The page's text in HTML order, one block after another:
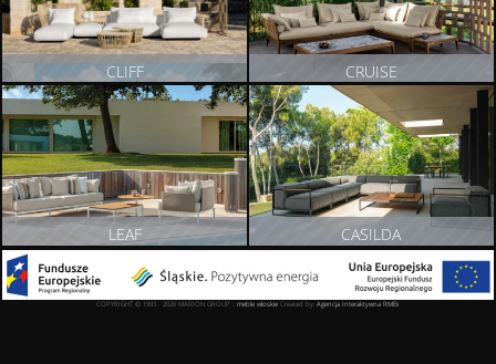
CLIFF
ZOBACZ PRODUKT
CRUISE
ZOBACZ PRODUKT
LEAF
ZOBACZ PRODUKT
CASILDA
ZOBACZ PRODUKT
COPYRIGHT © 1993 - 2026 MARION GROUP ::meble włoskieCreated by:Agencja Interaktywna RMBi